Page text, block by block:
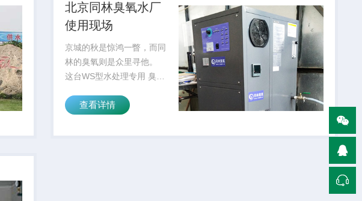
北京同林臭氧水厂
使用现场
京城的秋是惊鸿一瞥，而同
林的臭氧则是众里寻他。
这台WS型水处理专用 臭氧
厂。它采用智能钛金脱羟非
优越。它刚被安装在某饮用
查看详情